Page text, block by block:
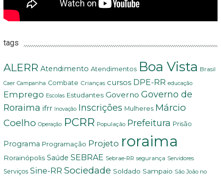
tags
ALERR Atendimento Atendimentos Boa Vista Brasil
Caer Campanha Combate Crianças cursos DPE-RR educação
Emprego Escolas Estudantes Governo Governo de
Roraima ifrr Inovação Inscrições Mulheres Márcio
Coelho Operação PCRR População Prefeitura Prisão
Programa Programação Projeto roraima
Rorainópolis Saúde SEBRAE Sebrae-RR segurança Servidores
Serviços Sine-RR Sociedade Soldado Sampaio São João no